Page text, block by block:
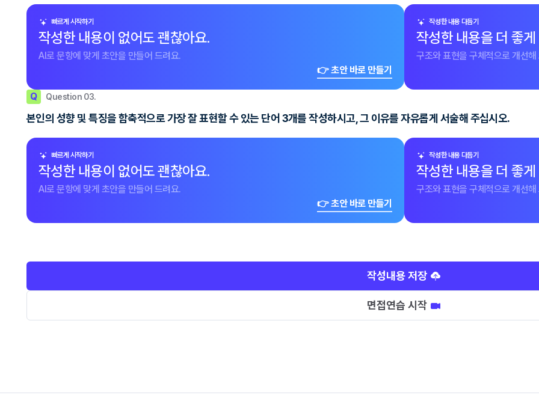
빠르게 시작하기
작성한 내용이 없어도 괜찮아요.
AI로 문항에 맞게 초안을 만들어 드려요.
👉 초안 바로 만들기
작성한 내용 다듬기
작성한 내용을 더 좋
구조와 표현을 구체적으로 개선해
Q Question 03.
본인의 성향 및 특징을 함축적으로 가장 잘 표현할 수 있는 단어 3개를 작성하시고, 그 이유를 자유롭게 서술해 주십시오.
빠르게 시작하기
작성한 내용이 없어도 괜찮아요.
AI로 문항에 맞게 초안을 만들어 드려요.
👉 초안 바로 만들기
작성한 내용 다듬기
작성한 내용을 더 좋
구조와 표현을 구체적으로 개선해
작성내용 저장
면접연습 시작